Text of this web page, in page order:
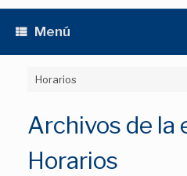
Menú
Horarios
Archivos de la
Horarios